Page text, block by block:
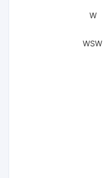
WSW
W